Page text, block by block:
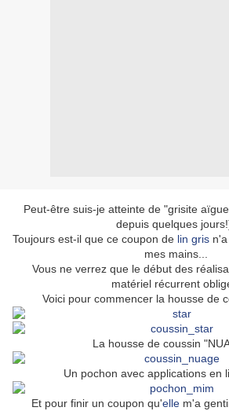
Peut-être suis-je atteinte de "grisite
depuis quelques
Toujours est-il que ce coupon de lin gris
mes mains...
Vous ne verrez que le début des
matériel récurrent
Voici pour commencer la housse de
La housse de coussin
Un pochon avec applications en
Et pour finir un coupon qu'ellem'a